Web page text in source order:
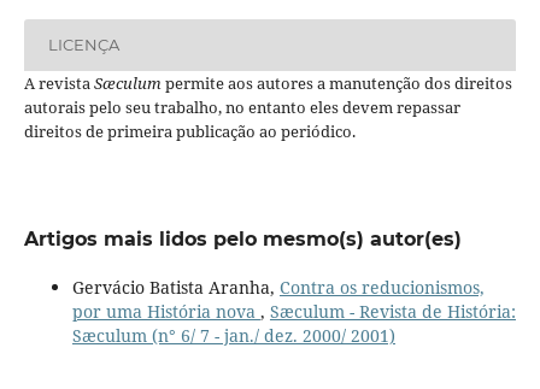
LICENÇA
A revistaSæculumpermite aos autores a manutenção dos direitos
autorais pelo seu trabalho, no entanto eles devem repassar
direitos de primeira publicação ao periódico.
Artigos mais lidos pelo mesmo(s) autor(es)
Gervácio Batista Aranha, Contra os reducionismos,
por uma História nova , Sæculum - Revista de História:
Sæculum (n° 6/ 7 - jan./ dez. 2000/ 2001)